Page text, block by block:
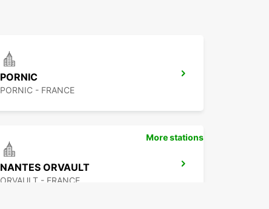
PORNIC
PORNIC - FRANCE
NANTES ORVAULT
ORVAULT - FRANCE
More stations